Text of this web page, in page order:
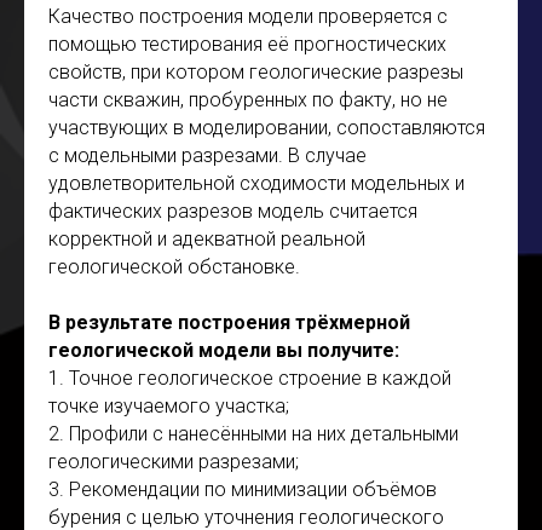
Качество построения модели проверяется с
помощью тестирования её прогностических
свойств, при котором геологические разрезы
части скважин, пробуренных по факту, но не
участвующих в моделировании, сопоставляются
с модельными разрезами. В случае
удовлетворительной сходимости модельных и
фактических разрезов модель считается
корректной и адекватной реальной
геологической обстановке.
В результате построения трёхмерной
геологической модели вы получите:
1. Точное геологическое строение в каждой
точке изучаемого участка;
2. Профили с нанесёнными на них детальными
геологическими разрезами;
3. Рекомендации по минимизации объёмов
бурения с целью уточнения геологического